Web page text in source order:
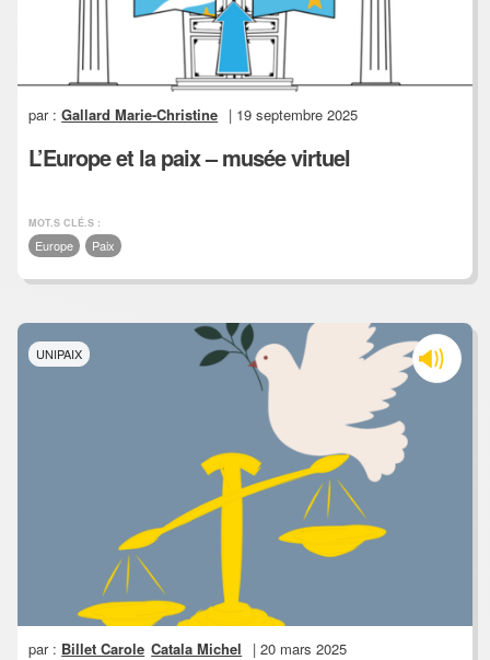
par :Gallard Marie-Christine | 19 septembre 2025
L’Europe et la paix – musée virtuel
MOT.S CLÉ.S :
Europe Paix
UNIPAIX
par : Billet Carole Catala Michel | 20 mars 2025